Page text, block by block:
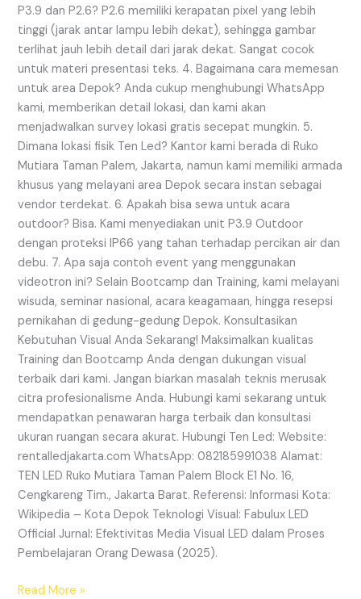
P3.9 dan P2.6? P2.6 memiliki kerapatan pixel yang lebih
tinggi (jarak antar lampu lebih dekat), sehingga gambar
terlihat jauh lebih detail dari jarak dekat. Sangat cocok
untuk materi presentasi teks. 4. Bagaimana cara memesan
untuk area Depok? Anda cukup menghubungi WhatsApp
kami, memberikan detail lokasi, dan kami akan
menjadwalkan survey lokasi gratis secepat mungkin. 5.
Dimana lokasi fisik Ten Led? Kantor kami berada di Ruko
Mutiara Taman Palem, Jakarta, namun kami memiliki armada
khusus yang melayani area Depok secara instan sebagai
vendor terdekat. 6. Apakah bisa sewa untuk acara
outdoor? Bisa. Kami menyediakan unit P3.9 Outdoor
dengan proteksi IP66 yang tahan terhadap percikan air dan
debu. 7. Apa saja contoh event yang menggunakan
videotron ini? Selain Bootcamp dan Training, kami melayani
wisuda, seminar nasional, acara keagamaan, hingga resepsi
pernikahan di gedung-gedung Depok. Konsultasikan
Kebutuhan Visual Anda Sekarang! Maksimalkan kualitas
Training dan Bootcamp Anda dengan dukungan visual
terbaik dari kami. Jangan biarkan masalah teknis merusak
citra profesionalisme Anda. Hubungi kami sekarang untuk
mendapatkan penawaran harga terbaik dan konsultasi
ukuran ruangan secara akurat. Hubungi Ten Led: Website:
rentalledjakarta.com WhatsApp: 082185991038 Alamat:
TEN LED Ruko Mutiara Taman Palem Block E1 No. 16,
Cengkareng Tim., Jakarta Barat. Referensi: Informasi Kota:
Wikipedia – Kota Depok Teknologi Visual: Fabulux LED
Official Jurnal: Efektivitas Media Visual LED dalam Proses
Pembelajaran Orang Dewasa (2025).
Read More »